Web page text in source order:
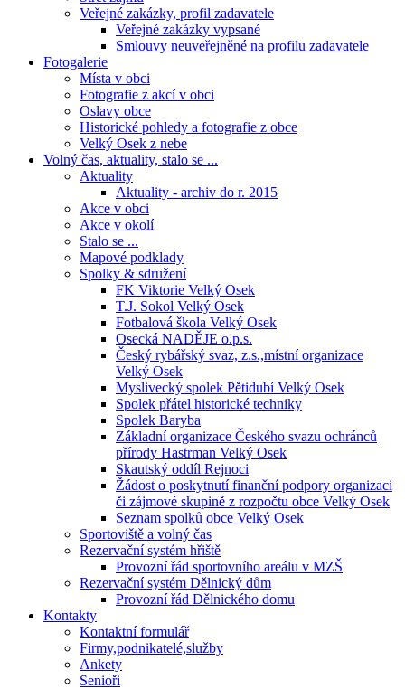
Veřejné zakázky, profil zadavatele
Veřejné zakázky vypsané
Smlouvy neuveřejněné na profilu zadavatele
Fotogalerie
Místa v obci
Fotografie z akcí v obci
Oslavy obce
Historické pohledy a fotografie z obce
Velký Osek z nebe
Volný čas, aktuality, stalo se ...
Aktuality
Aktuality - archiv do r. 2015
Akce v obci
Akce v okolí
Stalo se ...
Mapové podklady
Spolky & sdružení
FK Viktorie Velký Osek
T.J. Sokol Velký Osek
Fotbalová škola Velký Osek
Osecká NADĚJE o.p.s.
Český rybářský svaz, z.s.,místní organizace
Velký Osek
Myslivecký spolek Pětidubí Velký Osek
Spolek přátel historické techniky
Spolek Baryba
Základní organizace Českého svazu ochránců
přírody Hastrman Velký Osek
Skautský oddíl Rejnoci
Žádost o poskytnutí finanční podpory organizaci
či zájmové skupině z rozpočtu obce Velký Osek
Seznam spolků obce Velký Osek
Sportoviště a volný čas
Rezervační systém hřiště
Provozní řád sportovního areálu v MZŠ
Rezervační systém Dělnický dům
Provozní řád Dělnického domu
Kontakty
Kontaktní formulář
Firmy,podnikatelé,služby
Ankety
Senioři